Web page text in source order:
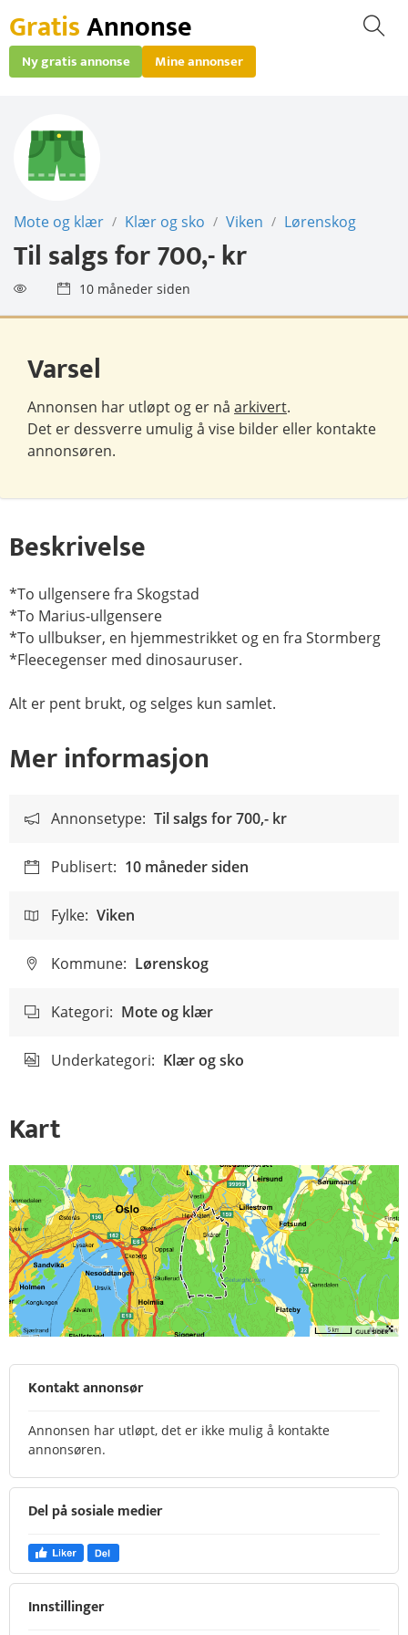
GratisAnnonse
Ny gratis annonse Mine annonser
Mote og klær / Klær og sko / Viken / Lørenskog
Til salgs for700,- kr
10 måneder siden
Varsel
Annonsen har utløpt og er nå arkivert.
Det er dessverre umulig å vise bilder eller kontakte
annonsøren.
Beskrivelse
*To ullgensere fra Skogstad
*To Marius-ullgensere
*To ullbukser, en hjemmestrikket og en fra Stormberg
*Fleecegenser med dinosauruser.
Alt er pent brukt, og selges kun samlet.
Mer informasjon
Annonsetype: Til salgs for700,- kr
Publisert: 10 måneder siden
Fylke: Viken
Kommune: Lørenskog
Kategori: Mote og klær
Underkategori: Klær og sko
Kart
Kontakt annonsør
Annonsen har utløpt, det er ikke mulig å kontakte
annonsøren.
Del på sosiale medier
Innstillinger